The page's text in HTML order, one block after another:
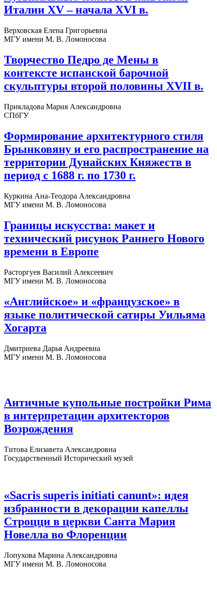
Италии XV – начала XVI в.
Верховская Елена Григорьевна
МГУ имени М. В. Ломоносова
Творчество Педро де Мены в
контексте испанской барочной
скульптуры второй половины XVII в.
Прикладова Мария Александровна
СПбГУ
Формирование архитектурного стиля
Брынковяну и его распространение на
территории Дунайских Княжеств в
период с 1688 г. по 1730 г.
Куркина Ана-Теодора Александровна
МГУ имени М. В. Ломоносова
Границы искусства: макет и
технический рисунок Раннего Нового
времени в Европе
Расторгуев Василий Алексеевич
МГУ имени М. В. Ломоносова
«Английское» и «французское» в
языке политической сатиры Уильяма
Хогарта
Дмитриева Дарья Андреевна
МГУ имени М. В. Ломоносова
Античные купольные постройки Рима
в интерпретации архитекторов
Возрождения
Титова Елизавета Александровна
Государственный Исторический музей
«Sacris superis initiati canunt»: идея
избранности в декорации капеллы
Строцци в церкви Санта Мария
Новелла во Флоренции
Лопухова Марина Александровна
МГУ имени М. В. Ломоносова